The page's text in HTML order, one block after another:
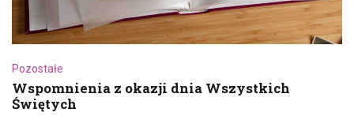
Pozostałe
Wspomnienia z okazji dnia Wszystkich
Świętych